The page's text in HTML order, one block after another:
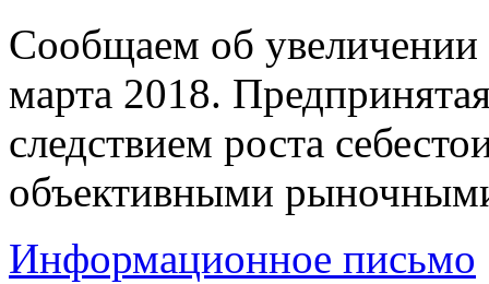
Сообщаем об
марта 2018.
следствием роста
объективными
Информационное письмо